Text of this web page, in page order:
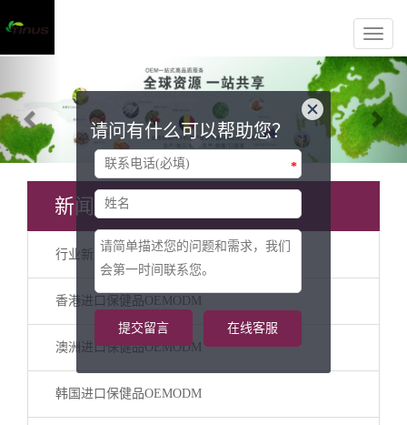
新闻分类
行业新闻
香港进口保健品OEMODM
澳洲进口保健品OEMODM
韩国进口保健品OEMODM
请问有什么可以帮助您？
*
提交留言 在线客服